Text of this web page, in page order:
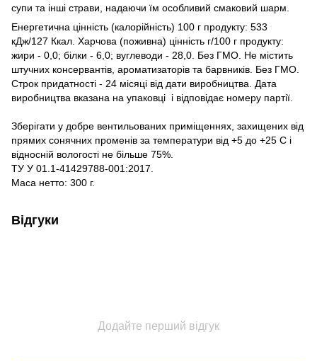
супи та інші страви, надаючи їм особливий смаковий шарм.
Енергетична цінність (калорійність) 100 г продукту: 533
кДж/127 Ккал. Харчова (поживна) цінність г/100 г продукту:
жири - 0,0; білки - 6,0; вуглеводи - 28,0. Без ГМО. Не містить
штучних консервантів, ароматизаторів та барвників. Без ГМО.
Строк придатності - 24 місяці від дати виробництва. Дата
виробництва вказана на упаковці і відповідає номеру партії.
Зберігати у добре вентильованих приміщеннях, захищених від
прямих сонячних променів за температури від +5 до +25 С і
відносній вологості не більше 75%.
ТУ У 01.1-41429788-001:2017.
Маса нетто: 300 г.
Відгуки
Додайте перший відгук